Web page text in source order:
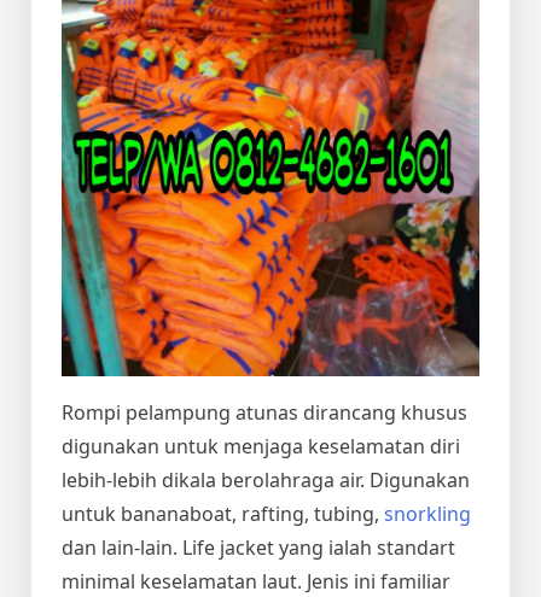
Rompi pelampung atunas dirancang khusus
digunakan untuk menjaga keselamatan diri
lebih-lebih dikala berolahraga air. Digunakan
untuk bananaboat, rafting, tubing, snorkling
dan lain-lain. Life jacket yang ialah standart
minimal keselamatan laut. Jenis ini familiar